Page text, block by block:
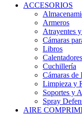
ACCESORIOS
Armeros
Atrayentes
Cámaras
Libros
Cuchillería
Cámaras de
Limpieza y
Soportes y
Spray
AIRE